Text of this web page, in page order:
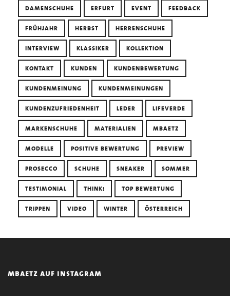
DAMENSCHUHE ERFURT EVENT FEEDBACK
FRÜHJAHR HERBST HERRENSCHUHE
INTERVIEW KLASSIKER KOLLEKTION
KONTAKT KUNDEN KUNDENBEWERTUNG
KUNDENMEINUNG KUNDENMEINUNGEN
KUNDENZUFRIEDENHEIT LEDER LIFEVERDE
MARKENSCHUHE MATERIALIEN MBAETZ
MODELLE POSITIVE BEWERTUNG PREVIEW
PROSECCO SCHUHE SNEAKER SOMMER
TESTIMONIAL THINK! TOP BEWERTUNG
TRIPPEN VIDEO WINTER ÖSTERREICH
mbaetz auf instagram